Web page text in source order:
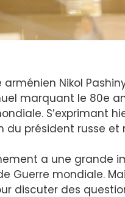
arménien Nikol
marquant le 80e
S’exprimant
du président russe et
a une grande
Guerre mondiale.
discuter des